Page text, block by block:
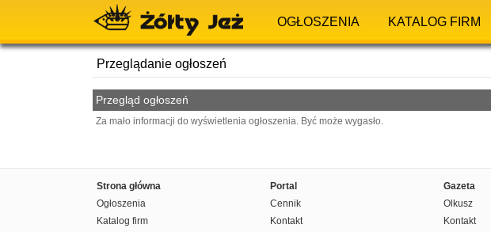
OGŁOSZENIA KATALOG FIRM
Przeglądanie ogłoszeń
Przegląd ogłoszeń
Za mało informacji do wyświetlenia ogłoszenia. Być może wygasło.
Strona główna
Ogłoszenia
Katalog firm
Portal
Cennik
Kontakt
Gazeta
Olkusz
Kontakt